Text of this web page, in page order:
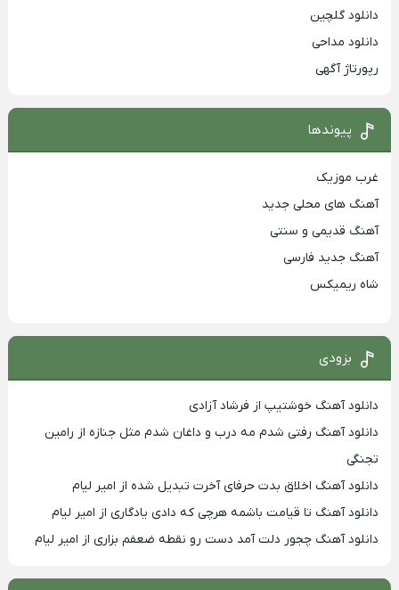
دانلود گلچین
دانلود مداحی
رپورتاژ آگهی
پیوندها
غرب موزیک
آهنگ های محلی جدید
آهنگ قدیمی و سنتی
آهنگ جدید فارسی
شاه ریمیکس
بزودی
دانلود آهنگ خوشتیپ از فرشاد آزادی
دانلود آهنگ رفتی شدم مه درب و داغان شدم مثل جنازه از رامین
تجنگی
دانلود آهنگ اخلاق بدت حرفای آخرت تبدیل شده از امیر لیام
دانلود آهنگ تا قیامت باشمه هرچی که دادی یادگاری از امیر لیام
دانلود آهنگ چجور دلت آمد دست رو نقطه ضعفم بزاری از امیر لیام